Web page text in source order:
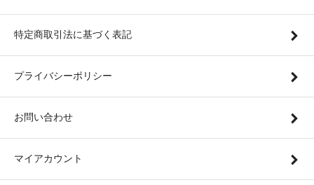
特定商取引法に基づく表記
プライバシーポリシー
お問い合わせ
マイアカウント